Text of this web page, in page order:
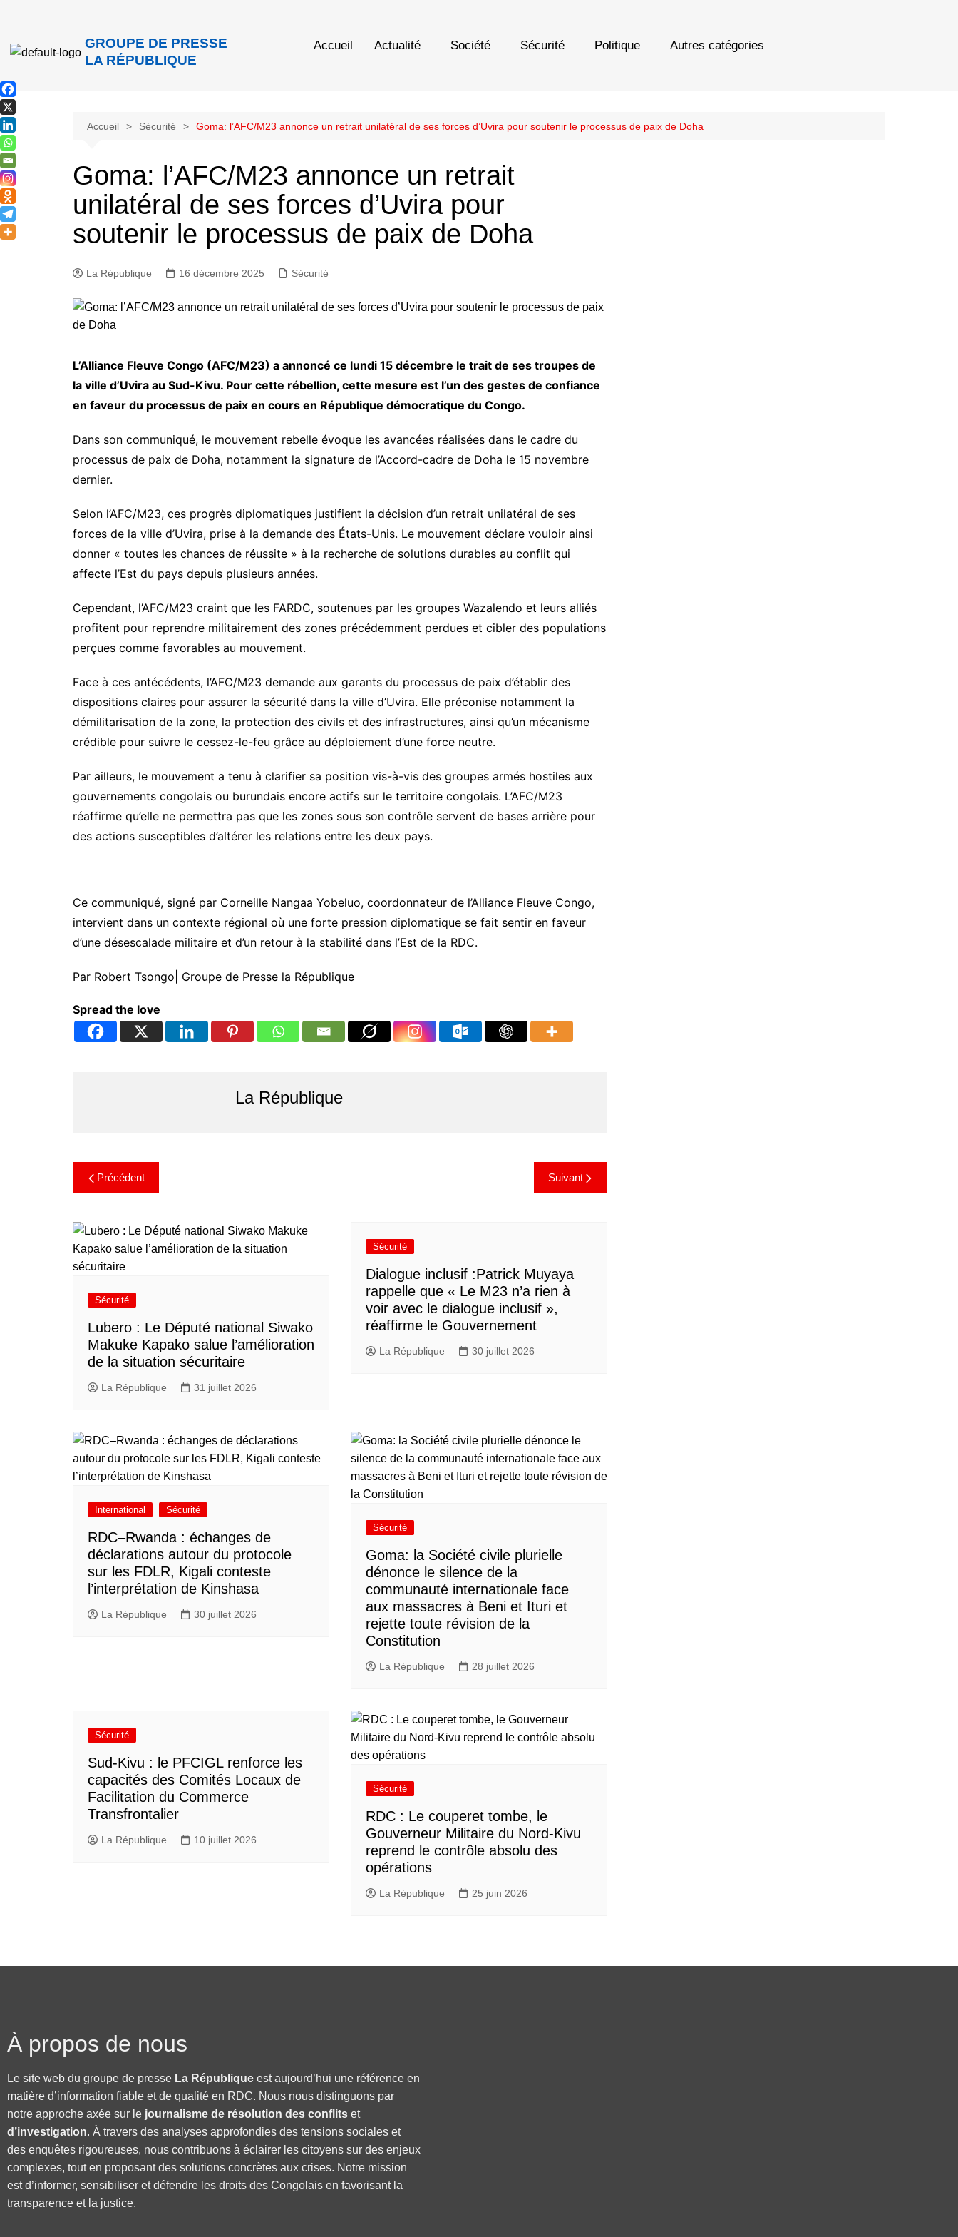
GROUPE DE PRESSE
LA RÉPUBLIQUE
Accueil Actualité Société Sécurité Politique Autres catégories
Accueil Sécurité Goma: l’AFC/M23 annonce un retrait unilatéral de ses forces d’Uvira pour soutenir le processus de paix de Doha
Goma: l’AFC/M23 annonce un retrait
unilatéral de ses forces d’Uvira pour
soutenir le processus de paix de Doha
La République 16 décembre 2025 Sécurité
L’Alliance Fleuve Congo (AFC/M23) a annoncé ce lundi 15 décembre le trait de ses troupes de
la ville d’Uvira au Sud-Kivu. Pour cette rébellion, cette mesure est l’un des gestes de confiance
en faveur du processus de paix en cours en République démocratique du Congo.
Dans son communiqué, le mouvement rebelle évoque les avancées réalisées dans le cadre du
processus de paix de Doha, notamment la signature de l’Accord-cadre de Doha le 15 novembre
dernier.
Selon l’AFC/M23, ces progrès diplomatiques justifient la décision d’un retrait unilatéral de ses
forces de la ville d’Uvira, prise à la demande des États-Unis. Le mouvement déclare vouloir ainsi
donner « toutes les chances de réussite » à la recherche de solutions durables au conflit qui
affecte l’Est du pays depuis plusieurs années.
Cependant, l’AFC/M23 craint que les FARDC, soutenues par les groupes Wazalendo et leurs alliés
profitent pour reprendre militairement des zones précédemment perdues et cibler des populations
perçues comme favorables au mouvement.
Face à ces antécédents, l’AFC/M23 demande aux garants du processus de paix d’établir des
dispositions claires pour assurer la sécurité dans la ville d’Uvira. Elle préconise notamment la
démilitarisation de la zone, la protection des civils et des infrastructures, ainsi qu’un mécanisme
crédible pour suivre le cessez-le-feu grâce au déploiement d’une force neutre.
Par ailleurs, le mouvement a tenu à clarifier sa position vis-à-vis des groupes armés hostiles aux
gouvernements congolais ou burundais encore actifs sur le territoire congolais. L’AFC/M23
réaffirme qu’elle ne permettra pas que les zones sous son contrôle servent de bases arrière pour
des actions susceptibles d’altérer les relations entre les deux pays.
Ce communiqué, signé par Corneille Nangaa Yobeluo, coordonnateur de l’Alliance Fleuve Congo,
intervient dans un contexte régional où une forte pression diplomatique se fait sentir en faveur
d’une désescalade militaire et d’un retour à la stabilité dans l’Est de la RDC.
Par Robert Tsongo| Groupe de Presse la République
Spread the love
La République
Précédent Suivant
Sécurité
Lubero : Le Député national Siwako
Makuke Kapako salue l’amélioration
de la situation sécuritaire
La République 31 juillet 2026
Sécurité
Dialogue inclusif :Patrick Muyaya
rappelle que « Le M23 n’a rien à
voir avec le dialogue inclusif »,
réaffirme le Gouvernement
La République 30 juillet 2026
International Sécurité
RDC–Rwanda : échanges de
déclarations autour du protocole
sur les FDLR, Kigali conteste
l’interprétation de Kinshasa
La République 30 juillet 2026
Sécurité
Goma: la Société civile plurielle
dénonce le silence de la
communauté internationale face
aux massacres à Beni et Ituri et
rejette toute révision de la
Constitution
La République 28 juillet 2026
Sécurité
Sud-Kivu : le PFCIGL renforce les
capacités des Comités Locaux de
Facilitation du Commerce
Transfrontalier
La République 10 juillet 2026
Sécurité
RDC : Le couperet tombe, le
Gouverneur Militaire du Nord-Kivu
reprend le contrôle absolu des
opérations
La République 25 juin 2026
À propos de nous
Le site web du groupe de presse La République est aujourd’hui une référence en
matière d’information fiable et de qualité en RDC. Nous nous distinguons par
notre approche axée sur le journalisme de résolution des conflits et
d’investigation. À travers des analyses approfondies des tensions sociales et
des enquêtes rigoureuses, nous contribuons à éclairer les citoyens sur des enjeux
complexes, tout en proposant des solutions concrètes aux crises. Notre mission
est d’informer, sensibiliser et défendre les droits des Congolais en favorisant la
transparence et la justice.